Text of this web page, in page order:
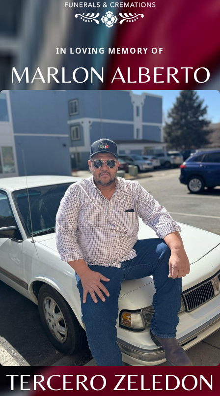
IN LOVING MEMORY OF
MARLON ALBERTO
TERCERO ZELEDON